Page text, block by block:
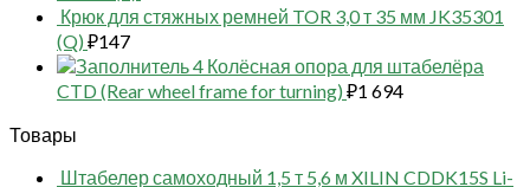
Крюк для стяжных ремней TOR 3,0 т 35 мм JK35301
(Q) ₽147
4 Колёсная опора для штабелёра
CTD (Rear wheel frame for turning) ₽1 694
Товары
Штабелер самоходный 1,5 т 5,6 м XILIN CDDK15S Li-